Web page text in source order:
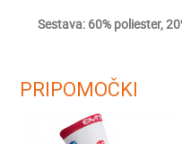
Sestava: 60% poliester,
PRIPOMOČKI